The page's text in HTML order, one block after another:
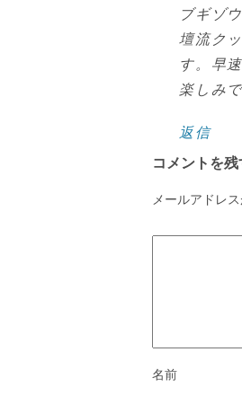
ブギゾ
壇流ク
す。早
楽しみで
返信
コメントを残
メールアドレ
名前